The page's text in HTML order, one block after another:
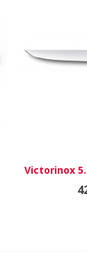
Victorinox